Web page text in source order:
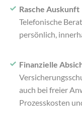
Rasche Auskunft
Telefonische
persönlich,
Finanzielle
auch bei freier
Prozesskosten